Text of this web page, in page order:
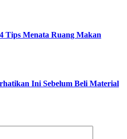
Tips Menata Ruang Makan
Ini Sebelum Beli Material